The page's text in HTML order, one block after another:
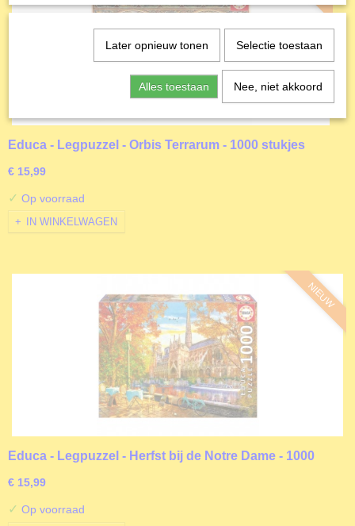
Educa - Legpuzzel - Orbis Terrarum - 1000 stukjes
€ 15,99
✓ Op voorraad
IN WINKELWAGEN
NIEUW
Educa - Legpuzzel - Herfst bij de Notre Dame - 1000
€ 15,99
✓ Op voorraad
Later opnieuw tonen Selectie toestaan
Alles toestaan Nee, niet akkoord